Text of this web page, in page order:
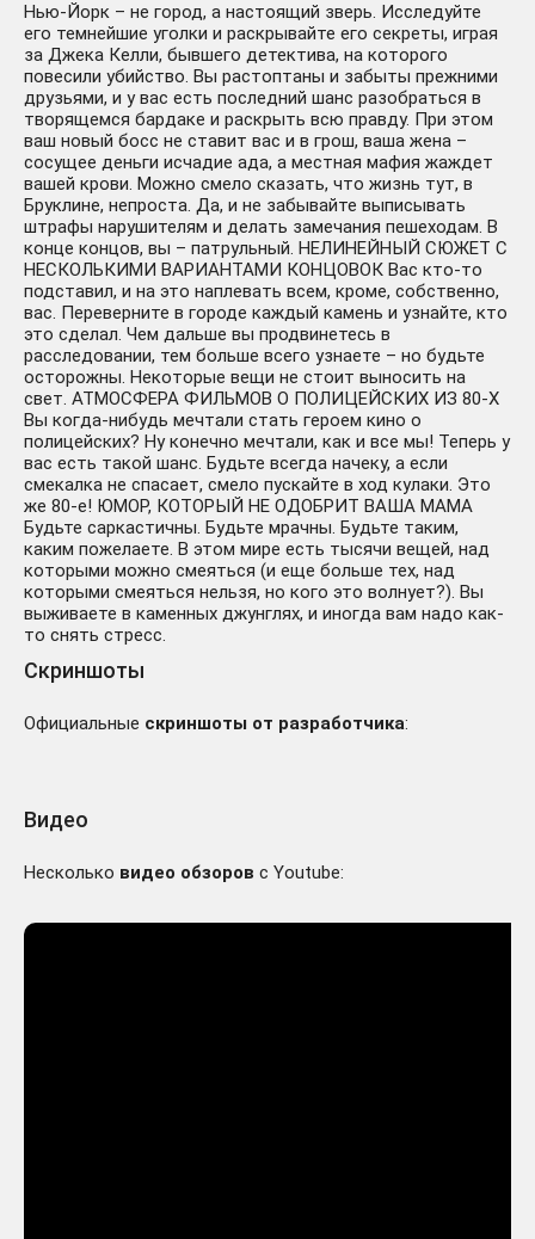
Нью-Йорк – не город, а настоящий зверь. Исследуйте
его темнейшие уголки и раскрывайте его секреты, играя
за Джека Келли, бывшего детектива, на которого
повесили убийство. Вы растоптаны и забыты прежними
друзьями, и у вас есть последний шанс разобраться в
творящемся бардаке и раскрыть всю правду. При этом
ваш новый босс не ставит вас и в грош, ваша жена –
сосущее деньги исчадие ада, а местная мафия жаждет
вашей крови. Можно смело сказать, что жизнь тут, в
Бруклине, непроста. Да, и не забывайте выписывать
штрафы нарушителям и делать замечания пешеходам. В
конце концов, вы – патрульный. НЕЛИНЕЙНЫЙ СЮЖЕТ С
НЕСКОЛЬКИМИ ВАРИАНТАМИ КОНЦОВОК Вас кто-то
подставил, и на это наплевать всем, кроме, собственно,
вас. Переверните в городе каждый камень и узнайте, кто
это сделал. Чем дальше вы продвинетесь в
расследовании, тем больше всего узнаете – но будьте
осторожны. Некоторые вещи не стоит выносить на
свет. АТМОСФЕРА ФИЛЬМОВ О ПОЛИЦЕЙСКИХ ИЗ 80-Х
Вы когда-нибудь мечтали стать героем кино о
полицейских? Ну конечно мечтали, как и все мы! Теперь у
вас есть такой шанс. Будьте всегда начеку, а если
смекалка не спасает, смело пускайте в ход кулаки. Это
же 80-е! ЮМОР, КОТОРЫЙ НЕ ОДОБРИТ ВАША МАМА
Будьте саркастичны. Будьте мрачны. Будьте таким,
каким пожелаете. В этом мире есть тысячи вещей, над
которыми можно смеяться (и еще больше тех, над
которыми смеяться нельзя, но кого это волнует?). Вы
выживаете в каменных джунглях, и иногда вам надо как-
то снять стресс.
Скриншоты
Официальные скриншоты от разработчика:
Видео
Несколько видео обзоров с Youtube: